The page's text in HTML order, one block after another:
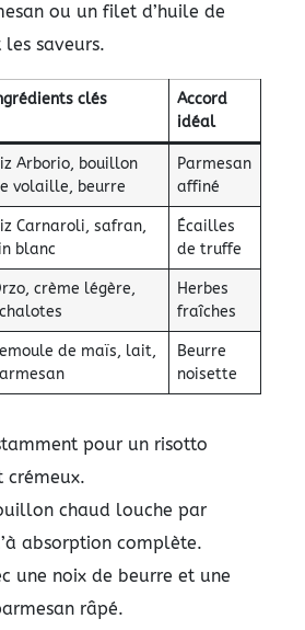
ou un filet d’huile de
saveurs.
clés
Accord
idéal
Arborio, bouillon
volaille, beurre
Parmesan
affiné
Carnaroli, safran,
blanc
Écailles
de truffe
crème légère,
Herbes
fraîches
de maïs, lait,
Beurre
noisette
pour un risotto
crémeux.
chaud louche par
absorption complète.
une noix de beurre et une
râpé.